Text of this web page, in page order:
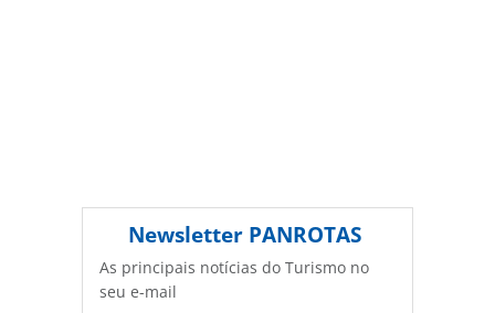
Newsletter PANROTAS
As principais notícias do Turismo no
seu e-mail